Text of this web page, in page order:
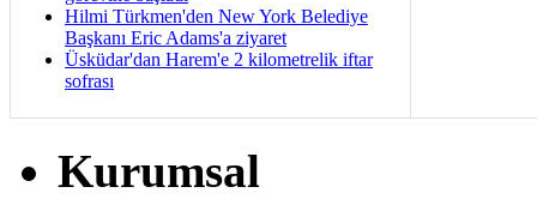
Hilmi Türkmen'den New York Belediye
Başkanı Eric Adams'a ziyaret
Üsküdar'dan Harem'e 2 kilometrelik iftar
sofrası
Kurumsal